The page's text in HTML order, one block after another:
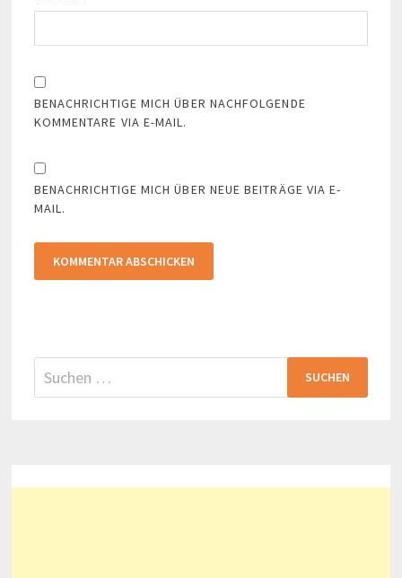
BENACHRICHTIGE MICH ÜBER NACHFOLGENDE
KOMMENTARE VIA E-MAIL.
BENACHRICHTIGE MICH ÜBER NEUE BEITRÄGE VIA E-
MAIL.
Suchen
nach: